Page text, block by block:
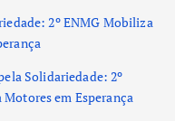
2º ENMG Mobiliza
Solidariedade: 2º
em Esperança